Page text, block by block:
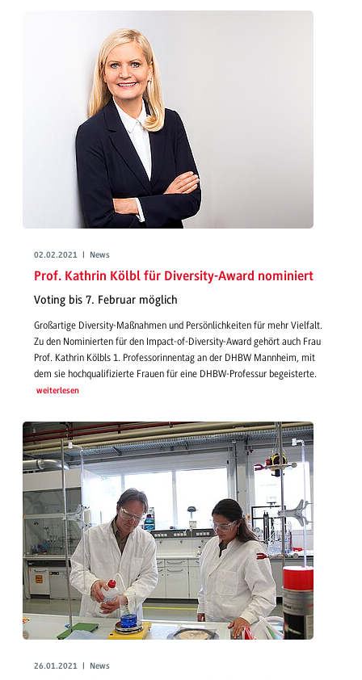
02.02.2021 | News
Prof. Kathrin Kölbl für Diversity-Award nominiert
Voting bis 7. Februar möglich
Großartige Diversity-Maßnahmen und Persönlichkeiten für mehr Vielfalt.
Zu den Nominierten für den Impact-of-Diversity-Award gehört auch Frau
Prof. Kathrin Kölbls 1. Professorinnentag an der DHBW Mannheim, mit
dem sie hochqualifizierte Frauen für eine DHBW-Professur begeisterte.
weiterlesen
26.01.2021 | News